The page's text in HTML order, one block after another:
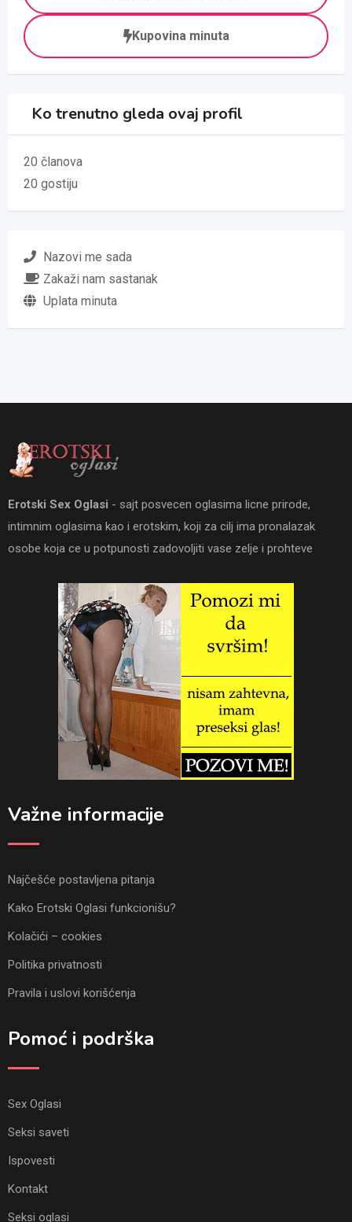
Kupovina minuta
Ko trenutno gleda ovaj profil
20 članova
20 gostiju
Nazovi me sada
Zakaži nam sastanak
Uplata minuta
Erotski Sex Oglasi - sajt posvecen oglasima licne prirode,
intimnim oglasima kao i erotskim, koji za cilj ima pronalazak
osobe koja ce u potpunosti zadovoljiti vase zelje i prohteve
Važne informacije
Najčešće postavljena pitanja
Kako Erotski Oglasi funkcionišu?
Kolačići – cookies
Politika privatnosti
Pravila i uslovi korišćenja
Pomoć i podrška
Sex Oglasi
Seksi saveti
Ispovesti
Kontakt
Seksi oglasi